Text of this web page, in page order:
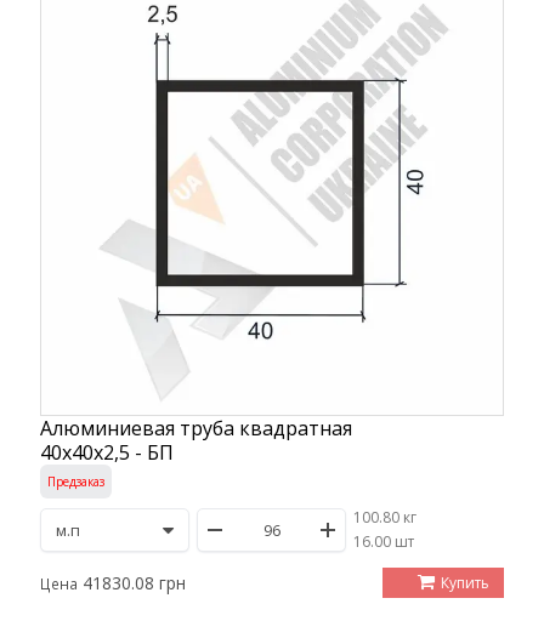
Алюминиевая труба квадратная
40х40х2,5 - БП
Предзаказ
100.80 кг
/16.00 шт
Цена 41830.08 грн Купить